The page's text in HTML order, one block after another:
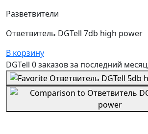
Разветвители
Ответвитель DGTell 7db high power
В корзину
DGTell 0 заказовза последний месяц